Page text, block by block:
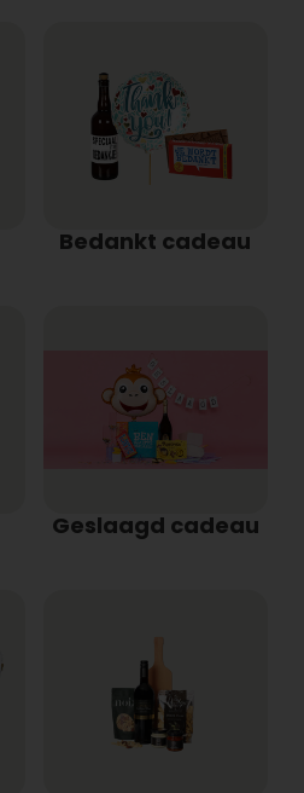
Bedankt cadeau
Geslaagd cadeau